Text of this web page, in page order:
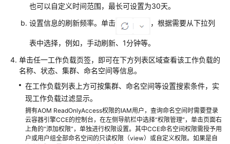
考
问
题
也可以自定义时间范围，最长可设置为30天。
设置信息的刷新频率。单击
，根据需要从下拉列
表中选择，例如，手动刷新、1分钟等。
单击任一工作负载页签，即可在下方列表区域查看该工作负载的
名称、状态、集群、命名空间等信息。
在工作负载列表上方可按集群、命名空间等设置搜索条件，实
现工作负载过滤显示。
拥有AOM ReadOnlyAccess权限的IAM用户，查询命名空间时需要登录
云容器引擎CCE的控制台，在左侧导航栏中选择“权限管理”，单击页面右
上角的“添加权限”，单独进行权限设置。其中CCE命名空间权限需授予用
户或用户组全部命名空间的只读权限（view）或自定义权限。如果是自